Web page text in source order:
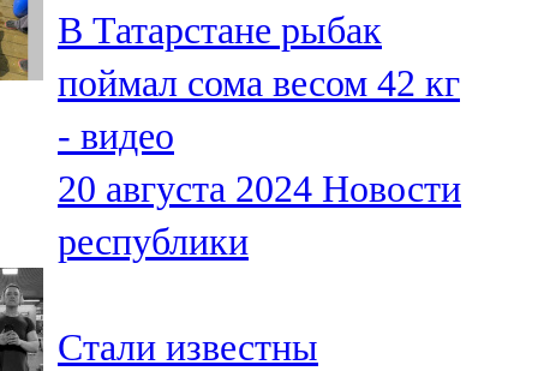
В Татарстане рыбак
поймал сома весом 42 кг
- видео
20 августа 2024 Новости
республики
Стали известны